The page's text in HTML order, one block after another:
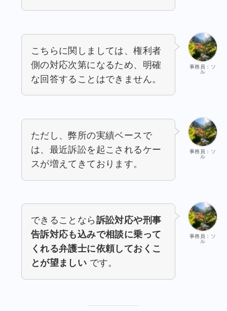
事務員：ソ
ル
こちらに関しましては、権利者
側の対応次第になるため、明確
な回答することはできません。
事務員：ソ
ル
ただし、弊所の実績ベースで
は、最近訴訟を起こされるケー
スが増えてきております。
事務員：ソ
ル
できることなら 訴訟対応や刑事
告訴対応も込みで相談に乗って
くれる弁護士に依頼しておくこ
とが望ましい です。